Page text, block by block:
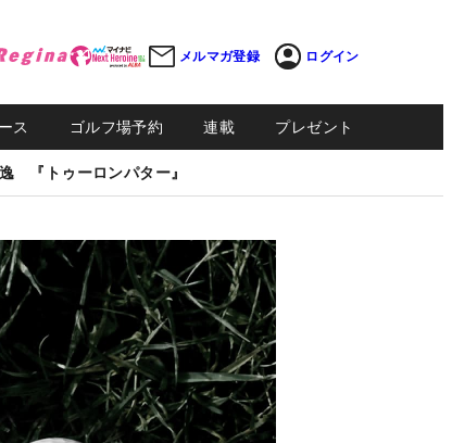
メルマガ登録 ログイン
ス ゴルフ場予約 連載 プレゼント
『トゥーロンパター』